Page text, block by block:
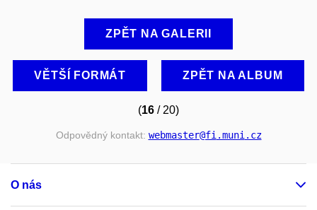
ZPĚT NA GALERII
VĚTŠÍ FORMÁT ZPĚT NA ALBUM
(16 / 20)
Odpovědný kontakt: webmaster@fi.muni.cz
O nás